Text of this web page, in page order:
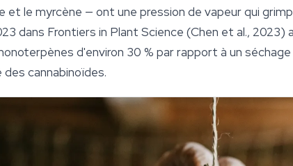
et le myrcène — ont une pression de vapeur qui
dans Frontiers in Plant Science (Chen et al., 2023)
d'environ 30 % par rapport à un
des cannabinoïdes.